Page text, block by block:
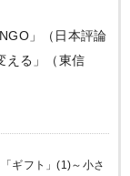
」（日本評論
える」（東信
ギフト」(1)～小さ